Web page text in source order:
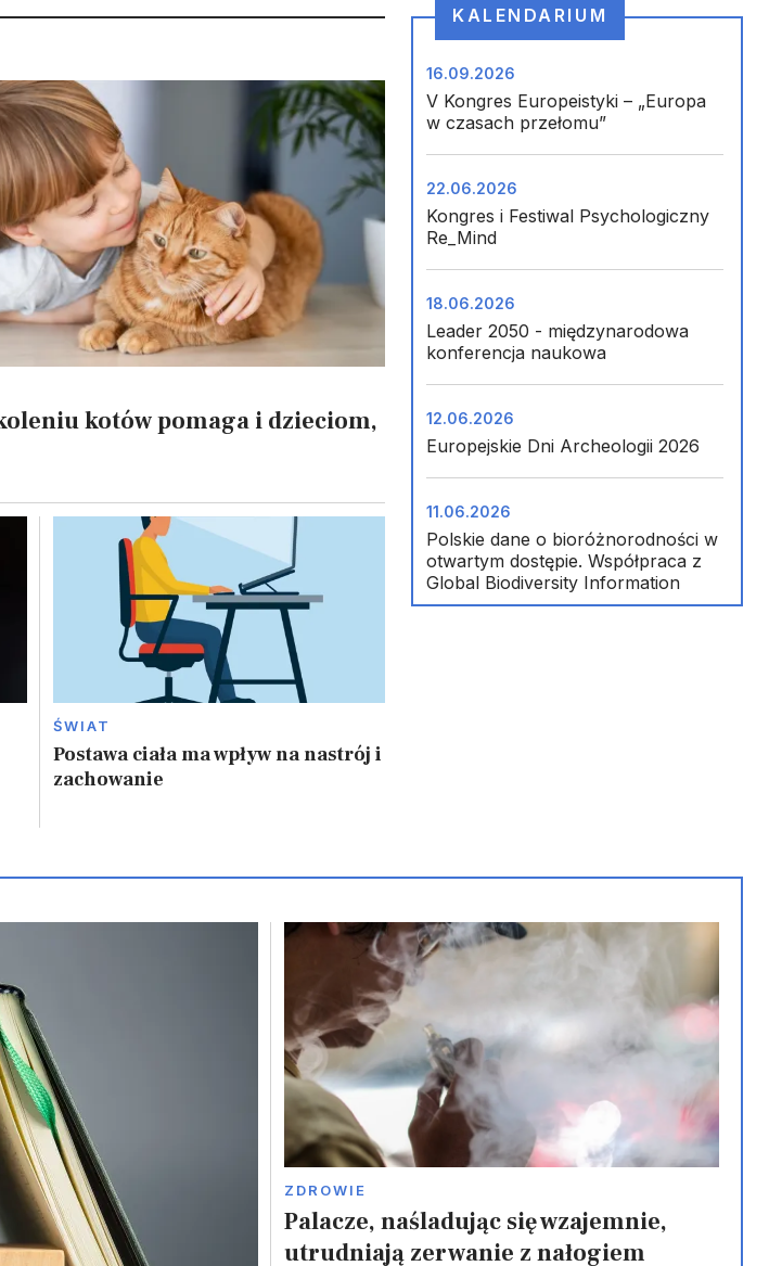
kotów pomaga i dzieciom,
ŚWIAT
Postawa ciała ma wpływ na nastrój i
zachowanie
KALENDARIUM
16.09.2026
V Kongres Europeistyki – „Europa
w czasach przełomu”
22.06.2026
Kongres i Festiwal Psychologiczny
Re_Mind
18.06.2026
Leader 2050 - międzynarodowa
konferencja naukowa
12.06.2026
Europejskie Dni Archeologii 2026
11.06.2026
Polskie dane o bioróżnorodności w
otwartym dostępie. Współpraca z
Global Biodiversity Information
Facility (GBIF)
ZDROWIE
Palacze, naśladując się wzajemnie,
utrudniają zerwanie z nałogiem